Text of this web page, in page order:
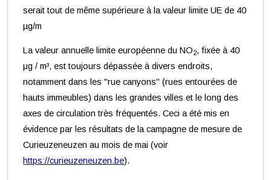
serait tout de même supérieure à la valeur limite UE de 40
µg/m
La valeur annuelle limite européenne du NO2, fixée à 40
μg / m³, est toujours dépassée à divers endroits,
notamment dans les "rue canyons" (rues entourées de
hauts immeubles) dans les grandes villes et le long des
axes de circulation très fréquentés. Ceci a été mis en
évidence par les résultats de la campagne de mesure de
Curieuzeneuzen au mois de mai (voir
https://curieuzeneuzen.be).